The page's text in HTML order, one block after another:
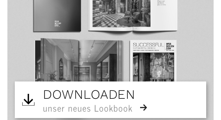
DOWNLOADEN
unser neues Lookbook